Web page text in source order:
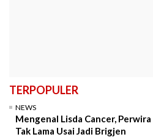
TERPOPULER
NEWS
Mengenal Lisda Cancer,
Tak Lama Usai Jadi Brigjen